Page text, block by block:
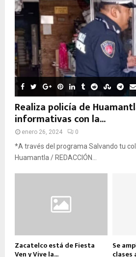
Realiza policía de
informativas con la...
enero 26, 2024 0
*A través del programa Salvando tu
Huamantla / REDACCIÓN...
Zacatelco está de Fiesta
Ven y Vive la...
Se
clases